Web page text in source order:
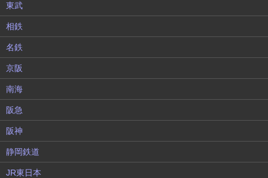
東武
相鉄
名鉄
京阪
南海
阪急
阪神
静岡鉄道
JR東日本